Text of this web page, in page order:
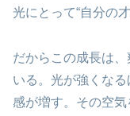
光にとって“自分の
だからこの成長は
いる。光が強くな
感が増す。その空